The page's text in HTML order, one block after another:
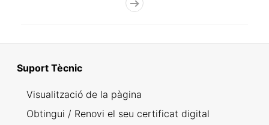
Suport Tècnic
Visualització de la pàgina
Obtingui / Renovi el seu certificat digital